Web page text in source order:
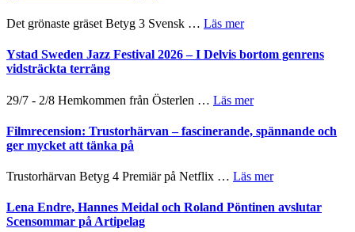
Fox
Mulder
Dana
Scully
filmprogram
Kulturs
Det grönaste gräset Betyg 3 Svensk … Läs merom
Det
grönaste
en
och
kompott
Ystad Sweden Jazz Festival 2026 – I Delvis bortom genrens
vidsträckta terräng
29/7 - 2/8 Hemkommen från Österlen … Läs merom
Sweden
Jazz
–
I
Delvis
Filmrecension: Trustorhärvan – fascinerande, spännande och
ger mycket att tänka på
Trustorhärvan Betyg 4 Premiär på Netflix … Läs merom
Trustorhärvan
Lena Endre, Hannes Meidal och Roland Pöntinen avslutar
Scensommar på Artipelag